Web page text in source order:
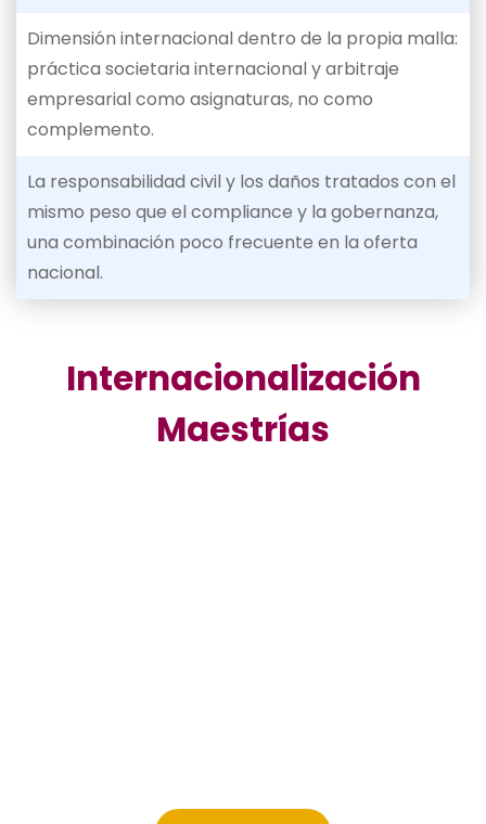
Dimensión internacional dentro de la propia malla:
práctica societaria internacional y arbitraje
empresarial como asignaturas, no como
complemento.
La responsabilidad civil y los daños tratados con el
mismo peso que el compliance y la gobernanza,
una combinación poco frecuente en la oferta
nacional.
Internacionalización
Maestrías